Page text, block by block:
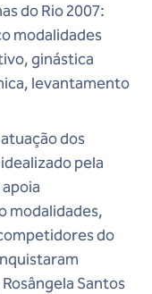
do Rio 2007:
modalidades
ginástica
levantamento
dos
pela
modalidades,
do
Santos